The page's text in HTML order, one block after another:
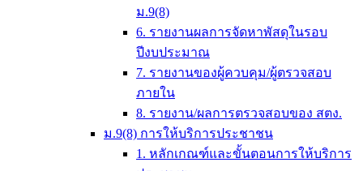
ม.9(8)
6. รายงานผลการจัดหาพัสดุในรอบ
ปีงบประมาณ
7. รายงานของผู้ควบคุม/ผู้ตรวจสอบ
ภายใน
8. รายงาน/ผลการตรวจสอบของ สตง.
ม.9(8) การให้บริการประชาชน
1. หลักเกณฑ์และขั้นตอนการให้บริการ